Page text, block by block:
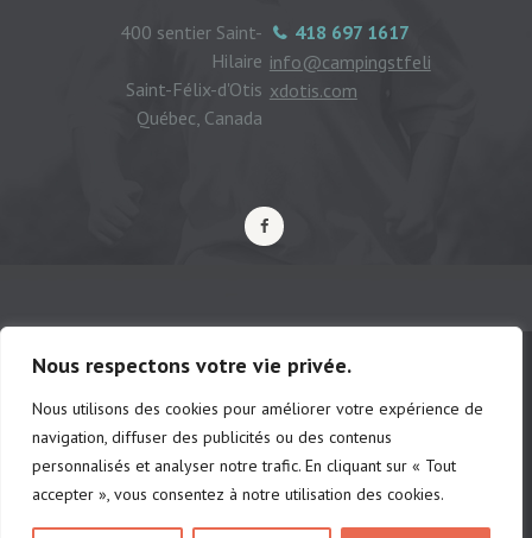
Nous respectons votre vie privée.
Nous utilisons des cookies pour améliorer votre expérience de
navigation, diffuser des publicités ou des contenus
personnalisés et analyser notre trafic. En cliquant sur « Tout
accepter », vous consentez à notre utilisation des cookies.
418 697 1617
info@campingstfeli
xdotis.com
400 sentier Saint-
Hilaire
Saint-Félix-d'Otis
Québec, Canada
© Camping municipal de St-Félix d'Otis,
tous droits réservés |Politique de
confidentialité